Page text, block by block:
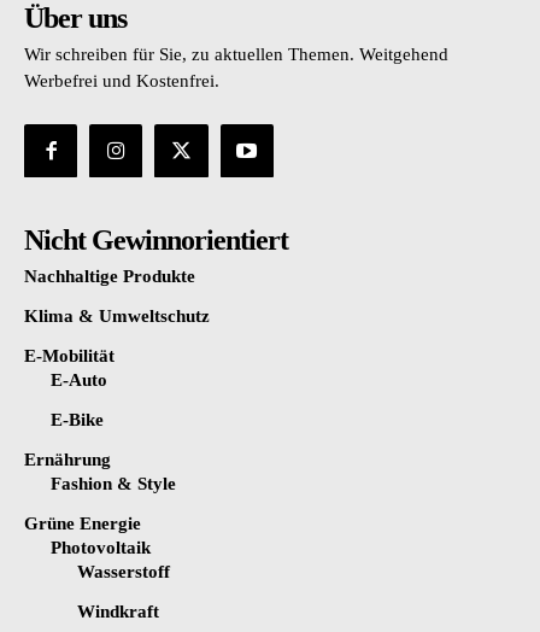
Über uns
Wir schreiben für Sie, zu aktuellen Themen. Weitgehend
Werbefrei und Kostenfrei.
Nicht Gewinnorientiert
Nachhaltige Produkte
Klima & Umweltschutz
E-Mobilität
E-Auto
E-Bike
Ernährung
Fashion & Style
Grüne Energie
Photovoltaik
Wasserstoff
Windkraft